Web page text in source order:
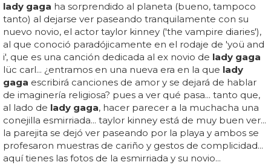
lady gaga ha sorprendido al planeta (bueno, tampoco
tanto) al dejarse ver paseando tranquilamente con su
nuevo novio, el actor taylor kinney ('the vampire diaries'),
al que conoció paradójicamente en el rodaje de 'yoü and
i', que es una canción dedicada al ex novio de lady gaga
lüc carl... ¿entramos en una nueva era en la que lady
gaga escribirá canciones de amor y se dejará de hablar
de imaginería religiosa? pues a ver qué pasa... tanto que,
al lado de lady gaga, hacer parecer a la muchacha una
conejilla esmirriada... taylor kinney está de muy buen ver...
la parejita se dejó ver paseando por la playa y ambos se
profesaron muestras de cariño y gestos de complicidad...
aquí tienes las fotos de la esmirriada y su novio...